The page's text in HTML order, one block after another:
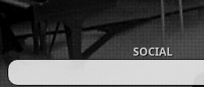
SOCIAL